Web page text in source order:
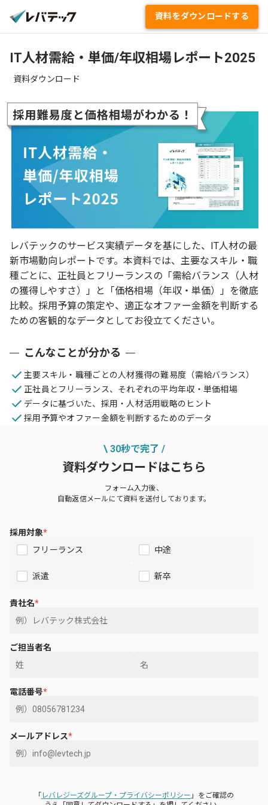
資料をダウンロードする
IT人材需給・単価/年収相場レポート2025
資料ダウンロード
レバテックのサービス実績データを基にした、IT人材の最
新市場動向レポートです。本資料では、主要なスキル・職
種ごとに、正社員とフリーランスの「需給バランス（人材
の獲得しやすさ）」と「価格相場（年収・単価）」を徹底
比較。採用予算の策定や、適正なオファー金額を判断する
ための客観的なデータとしてお役立てください。
こんなことが分かる
主要スキル・職種ごとの人材獲得の難易度（需給バランス）
正社員とフリーランス、それぞれの平均年収・単価相場
データに基づいた、採用・人材活用戦略のヒント
採用予算やオファー金額を判断するためのデータ
\ 30秒で完了 /
資料ダウンロードはこちら
フォーム入力後、
自動返信メールにて資料を送付しております。
採用対象*
フリーランス
中途
派遣 新卒
貴社名*
ご担当者名
電話番号*
メールアドレス*
「 レバレジーズグループ・プライバシーポリシー 」をご確認の